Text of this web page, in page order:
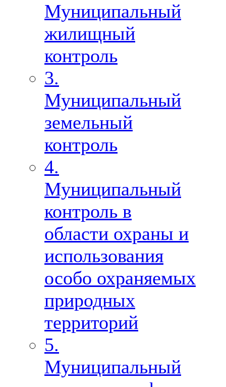
Муниципальный
жилищный
контроль
3.
Муниципальный
земельный
контроль
4.
Муниципальный
контроль в
области охраны и
использования
особо охраняемых
природных
территорий
5.
Муниципальный